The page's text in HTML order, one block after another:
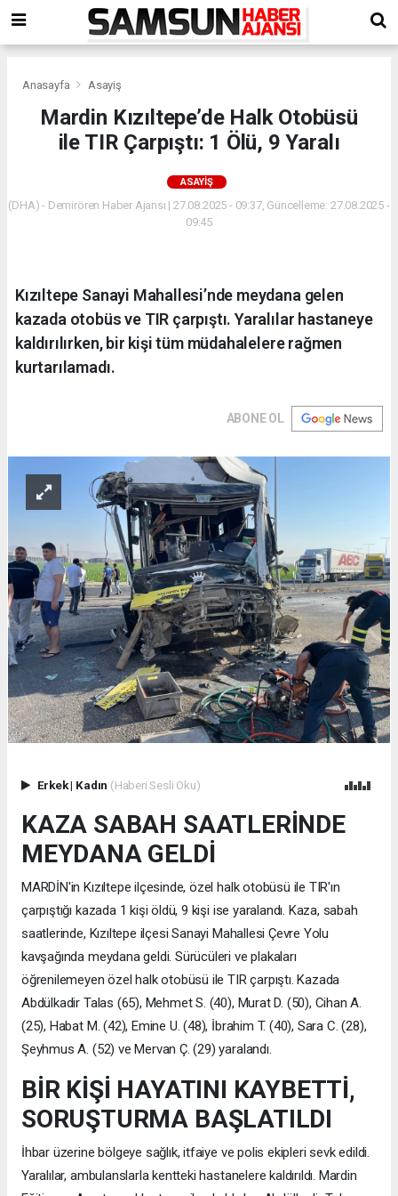
Anasayfa Asayiş
Mardin Kızıltepe’de Halk Otobüsü
ile TIR Çarpıştı: 1 Ölü, 9 Yaralı
ASAYIŞ
(DHA) - Demirören Haber Ajansı | 27.08.2025 - 09:37, Güncelleme: 27.08.2025 -
09:45
Kızıltepe Sanayi Mahallesi’nde meydana gelen
kazada otobüs ve TIR çarpıştı. Yaralılar hastaneye
kaldırılırken, bir kişi tüm müdahalelere rağmen
kurtarılamadı.
ABONE OL
Erkek| Kadın (Haberi Sesli Oku)
KAZA SABAH SAATLERİNDE
MEYDANA GELDİ
MARDİN'in Kızıltepe ilçesinde, özel halk otobüsü ile TIR'ın
çarpıştığı kazada 1 kişi öldü, 9 kişi ise yaralandı. Kaza, sabah
saatlerinde, Kızıltepe ilçesi Sanayi Mahallesi Çevre Yolu
kavşağında meydana geldi. Sürücüleri ve plakaları
öğrenilemeyen özel halk otobüsü ile TIR çarpıştı. Kazada
Abdülkadir Talas (65), Mehmet S. (40), Murat D. (50), Cihan A.
(25), Habat M. (42), Emine U. (48), İbrahim T. (40), Sara C. (28),
Şeyhmus A. (52) ve Mervan Ç. (29) yaralandı.
BİR KİŞİ HAYATINI KAYBETTİ,
SORUŞTURMA BAŞLATILDI
İhbar üzerine bölgeye sağlık, itfaiye ve polis ekipleri sevk edildi.
Yaralılar, ambulanslarla kentteki hastanelere kaldırıldı. Mardin